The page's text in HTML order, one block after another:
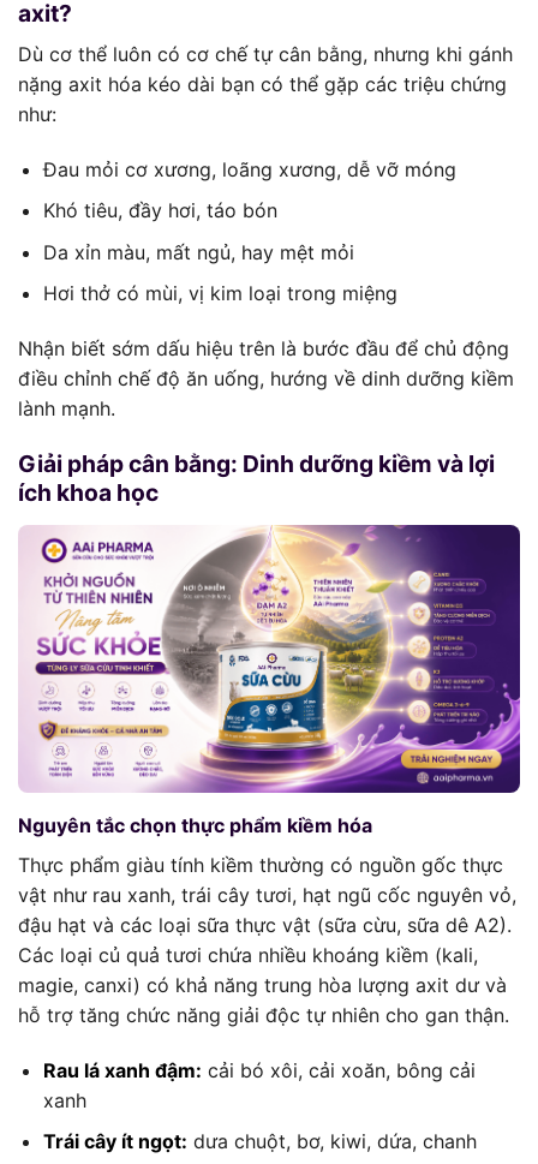
axit?
Dù cơ thể luôn có cơ chế tự cân bằng, nhưng khi gánh
nặng axit hóa kéo dài bạn có thể gặp các triệu chứng
như:
Đau mỏi cơ xương, loãng xương, dễ vỡ móng
Khó tiêu, đầy hơi, táo bón
Da xỉn màu, mất ngủ, hay mệt mỏi
Hơi thở có mùi, vị kim loại trong miệng
Nhận biết sớm dấu hiệu trên là bước đầu để chủ động
điều chỉnh chế độ ăn uống, hướng về dinh dưỡng kiềm
lành mạnh.
Giải pháp cân bằng: Dinh dưỡng kiềm và lợi
ích khoa học
Nguyên tắc chọn thực phẩm kiềm hóa
Thực phẩm giàu tính kiềm thường có nguồn gốc thực
vật như rau xanh, trái cây tươi, hạt ngũ cốc nguyên vỏ,
đậu hạt và các loại sữa thực vật (sữa cừu, sữa dê A2).
Các loại củ quả tươi chứa nhiều khoáng kiềm (kali,
magie, canxi) có khả năng trung hòa lượng axit dư và
hỗ trợ tăng chức năng giải độc tự nhiên cho gan thận.
Rau lá xanh đậm: cải bó xôi, cải xoăn, bông cải
xanh
Trái cây ít ngọt: dưa chuột, bơ, kiwi, dứa, chanh